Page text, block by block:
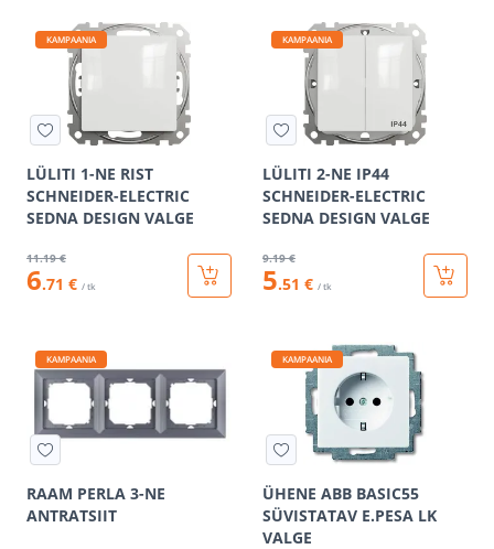
KAMPAANIA
LÜLITI 1-NE RIST
SCHNEIDER-ELECTRIC
SEDNA DESIGN VALGE
11.19 €
6.71 € / tk
KAMPAANIA
LÜLITI 2-NE IP44
SCHNEIDER-ELECTRIC
SEDNA DESIGN VALGE
9.19 €
5.51 € / tk
KAMPAANIA
RAAM PERLA 3-NE
ANTRATSIIT
KAMPAANIA
ÜHENE ABB BASIC55
SÜVISTATAV E.PESA LK
VALGE